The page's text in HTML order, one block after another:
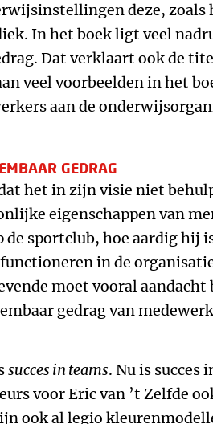
deze, zoals
In het boek ligt veel
Dat verklaart ook de
veel voorbeelden in het
aan de
GEDRAG
het in zijn visie niet
eigenschappen van
de sportclub, hoe aardig hij
in de
moet vooral aandacht
gedrag van
succes in teams. Nu is succes
voor Eric van ’t Zelfde
ook al legio